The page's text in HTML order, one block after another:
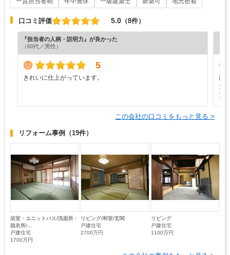
口コミ評価 5.0 （8件）
『担当者の人柄・説明力』が良かった
（60代／男性）
5
きれいに仕上がっています。
両
た
頂
この会社の口コミをもっと見る >
リフォーム事例 （19件）
浴室・ユニットバス/洗面所・
脱衣所/...
戸建住宅
1700万円
リビング/和室/玄関
戸建住宅
2700万円
リビング
戸建住宅
1100万円